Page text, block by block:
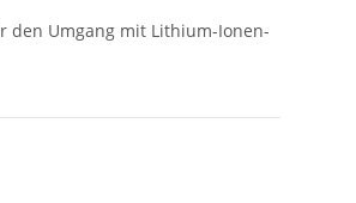
den Umgang mit Lithium-Ionen-